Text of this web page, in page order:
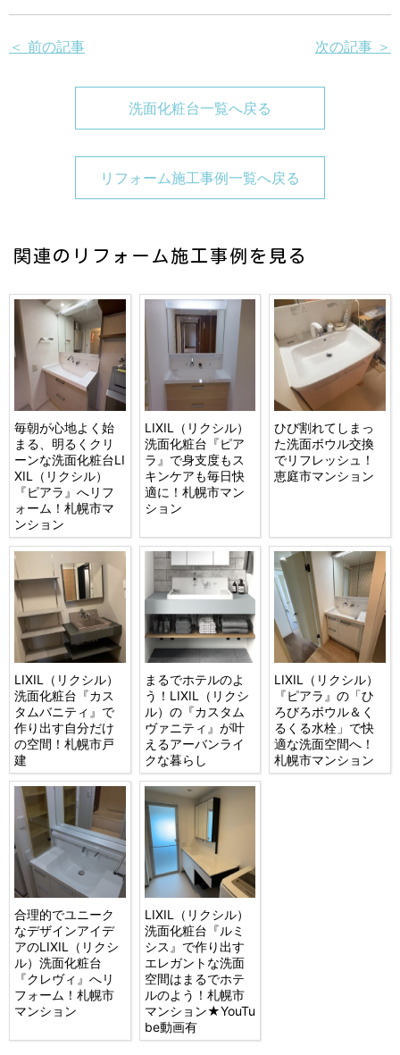
＜ 前の記事 次の記事 ＞
洗面化粧台一覧へ戻る
リフォーム施工事例一覧へ戻る
関連のリフォーム施工事例を見る
毎朝が心地よく始
まる、明るくクリ
ーンな洗面化粧台LI
XIL（リクシル）
『ピアラ』へリフ
ォーム！札幌市マ
ンション
LIXIL（リクシル）
洗面化粧台『ピア
ラ』で身支度もス
キンケアも毎日快
適に！札幌市マン
ション
ひび割れてしまっ
た洗面ボウル交換
でリフレッシュ！
恵庭市マンション
LIXIL（リクシル）
洗面化粧台『カス
タムバニティ』で
作り出す自分だけ
の空間！札幌市戸
建
まるでホテルのよ
う！LIXIL（リクシ
ル）の『カスタム
ヴァニティ』が叶
えるアーバンライ
クな暮らし
LIXIL（リクシル）
『ピアラ』の「ひ
ろびろボウル＆く
るくる水栓」で快
適な洗面空間へ！
札幌市マンション
合理的でユニーク
なデザインアイデ
アのLIXIL（リクシ
ル）洗面化粧台
『クレヴィ』へリ
フォーム！札幌市
マンション
LIXIL（リクシル）
洗面化粧台『ルミ
シス』で作り出す
エレガントな洗面
空間はまるでホテ
ルのよう！札幌市
マンション★YouTu
be動画有